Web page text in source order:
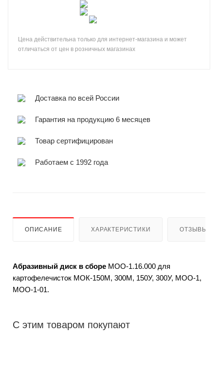
Цена действительна только для интернет-магазина и может
отличаться от цен в розничных магазинах
Доставка по всей России
Гарантия на продукцию 6 месяцев
Товар сертифицирован
Работаем с 1992 года
ОПИСАНИЕ ХАРАКТЕРИСТИКИ ОТЗЫВЫ (2)
Абразивный диск в сборе МОО-1.16.000 для
картофелечисток МОК-150М, 300М, 150У, 300У, МОО-1,
МОО-1-01.
С этим товаром покупают